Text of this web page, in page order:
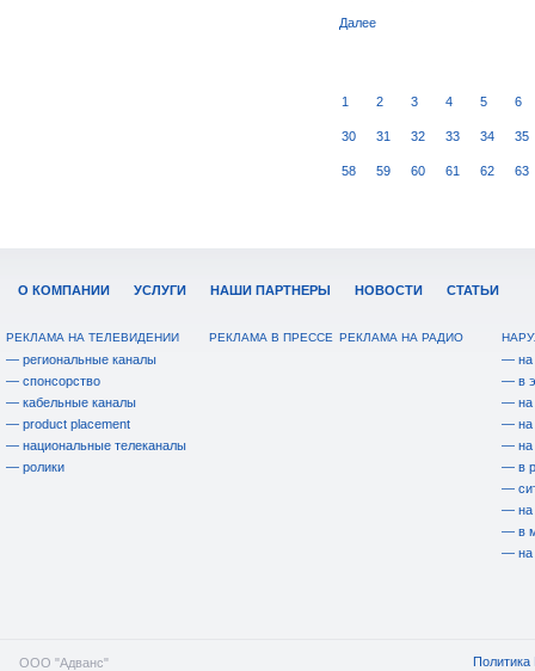
Далее
1 2 3 4 5 6
30 31 32 33 34 35
58 59 60 61 62 63
О КОМПАНИИ УСЛУГИ НАШИ ПАРТНЕРЫ НОВОСТИ СТАТЬИ
РЕКЛАМА НА ТЕЛЕВИДЕНИИ
— региональные каналы
— спонсорство
— кабельные каналы
— product placement
— национальные телеканалы
— ролики
РЕКЛАМА В ПРЕССЕ РЕКЛАМА НА РАДИО
— на
— в
— на
— на
— на
— в
—
— на
— в
— на
ООО "Адванс" Политика